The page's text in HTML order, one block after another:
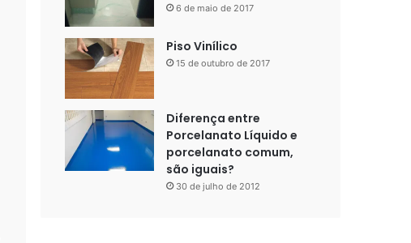
6 de maio de 2017
Piso Vinílico
15 de outubro de 2017
Diferença entre
Porcelanato Líquido e
porcelanato comum,
são iguais?
30 de julho de 2012